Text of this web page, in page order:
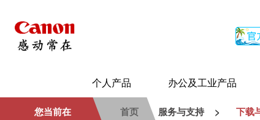
个人产品 办公及工业产品
您当前在 首页 服务与支持 > 下载